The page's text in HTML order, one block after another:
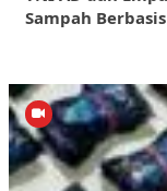
Sampah